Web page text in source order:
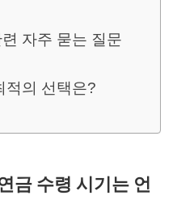
자주 묻는 질문
적의 선택은?
금 수령 시기는 언